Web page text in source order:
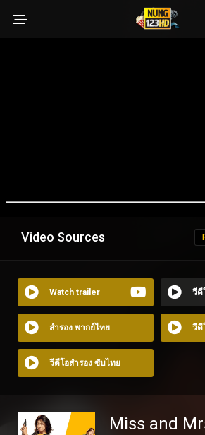
Video Sources
Watch trailer วีดี
สำรอง พากย์ไทย วีดี
วีดีโอสำรอง ซับไทย
Miss and